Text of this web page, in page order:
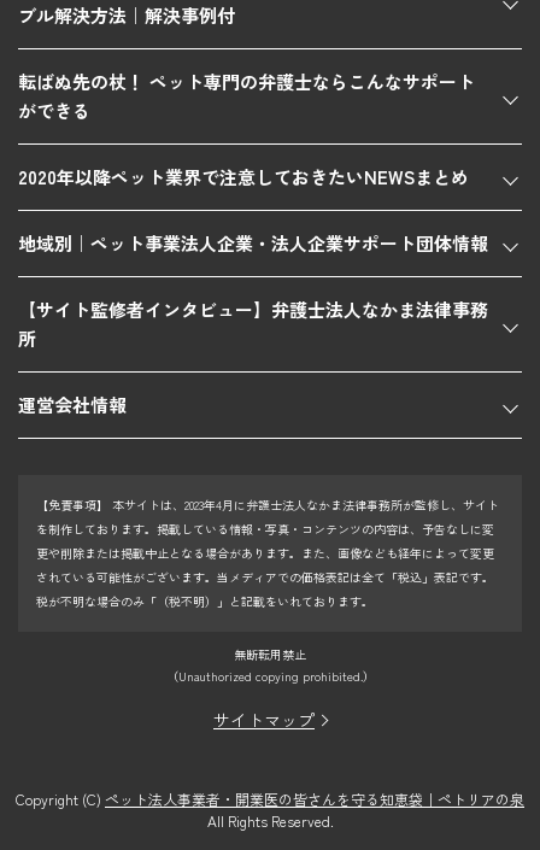
ブル解決方法｜解決事例付
転ばぬ先の杖！ ペット専門の弁護士ならこんなサポート
ができる
2020年以降ペット業界で注意しておきたいNEWSまとめ
地域別｜ペット事業法人企業・法人企業サポート団体情報
【サイト監修者インタビュー】弁護士法人なかま法律事務
所
運営会社情報
【免責事項】
本サイトは、2023年4月に弁護士法人なかま法律事務所が監修し、サイト
を制作しております。掲載している情報・写真・コンテンツの内容は、予告なしに変
更や削除または掲載中止となる場合があります。また、画像なども経年によって変更
されている可能性がございます。当メディアでの価格表記は全て「税込」表記です。
税が不明な場合のみ「（税不明）」と記載をいれております。
無断転用禁止
（Unauthorized copying prohibited.）
サイトマップ
Copyright (C) ペット法人事業者・開業医の皆さんを守る知恵袋｜ペトリアの泉
All Rights Reserved.